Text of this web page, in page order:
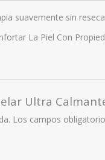
suavemente sin
La Piel Con
Ultra
Los campos